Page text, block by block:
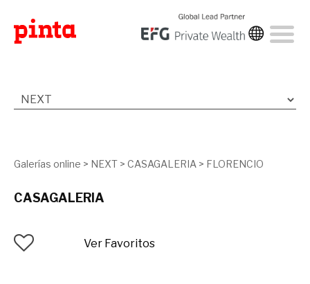
Galerías online > NEXT > CASAGALERIA > FLORENCIO
CASAGALERIA
Ver Favoritos